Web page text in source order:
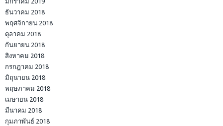
ธันวาคม 2018
พฤศจิกายน 2018
ตุลาคม 2018
กันยายน 2018
สิงหาคม 2018
กรกฎาคม 2018
มิถุนายน 2018
พฤษภาคม 2018
เมษายน 2018
มีนาคม 2018
กุมภาพันธ์ 2018